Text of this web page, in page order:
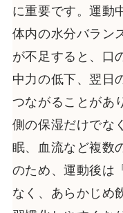
に重要です。運動
体内の水分バラン
が不足すると、口
中力の低下、翌日
つながることがあ
側の保湿だけでな
眠、血流など複数
のため、運動後は
なく、あらかじめ